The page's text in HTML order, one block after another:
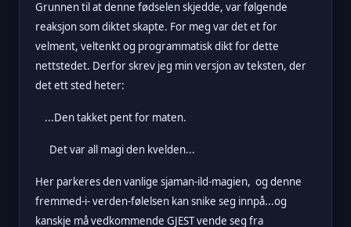
Grunnen til at denne fødselen skjedde, var følgende
reaksjon som diktet skapte. For meg var det et for
velment, veltenkt og programmatisk dikt for dette
nettstedet. Derfor skrev jeg min versjon av teksten, der
det ett sted heter:
...Den takket pent for maten.
Det var all magi den kvelden...
Her parkeres den vanlige sjaman-ild-magien, og denne
fremmed-i- verden-følelsen kan snike seg innpå...og
kanskje må vedkommende GJEST vende seg fra